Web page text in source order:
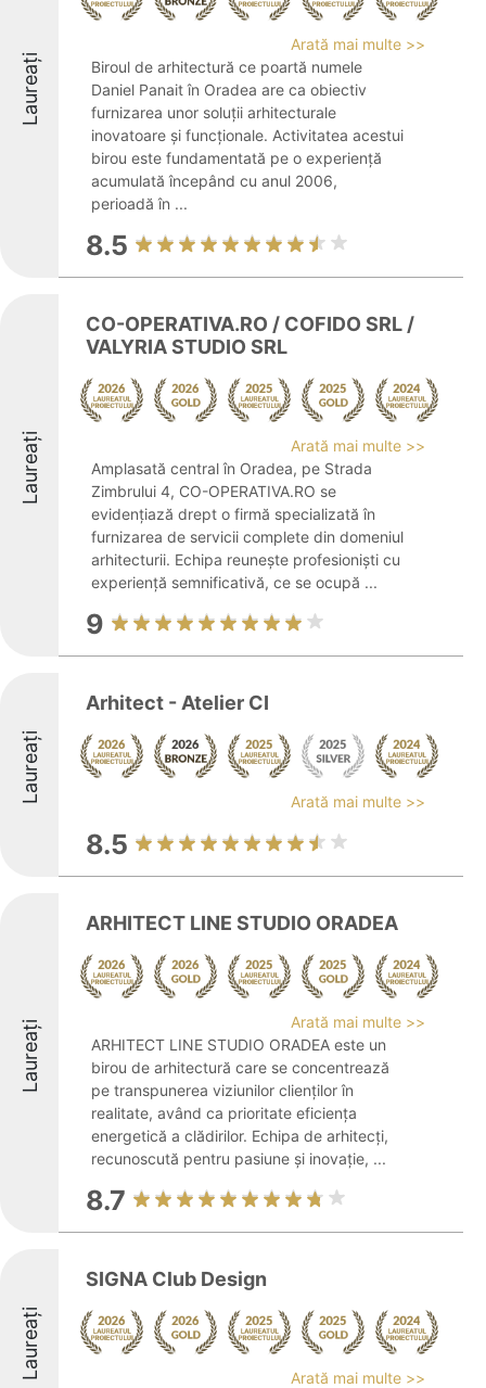
Laureați
Arată mai multe >>
Biroul de arhitectură ce poartă numele
Daniel Panait în Oradea are ca obiectiv
furnizarea unor soluții arhitecturale
inovatoare și funcționale. Activitatea acestui
birou este fundamentată pe o experiență
acumulată începând cu anul 2006,
perioadă în ...
8.5
Laureați
CO-OPERATIVA.RO / COFIDO SRL /
VALYRIA STUDIO SRL
Arată mai multe >>
Amplasată central în Oradea, pe Strada
Zimbrului 4, CO-OPERATIVA.RO se
evidențiază drept o firmă specializată în
furnizarea de servicii complete din domeniul
arhitecturii. Echipa reunește profesioniști cu
experiență semnificativă, ce se ocupă ...
9
Laureați
Arhitect - Atelier CI
Arată mai multe >>
8.5
Laureați
ARHITECT LINE STUDIO ORADEA
Arată mai multe >>
ARHITECT LINE STUDIO ORADEA este un
birou de arhitectură care se concentrează
pe transpunerea viziunilor clienților în
realitate, având ca prioritate eficiența
energetică a clădirilor. Echipa de arhitecți,
recunoscută pentru pasiune și inovație, ...
8.7
Laureați
SIGNA Club Design
Arată mai multe >>